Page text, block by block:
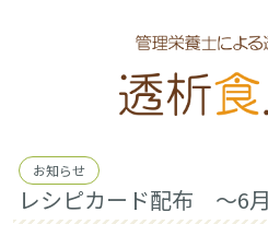
お知らせ
レシピカード配布 ～6